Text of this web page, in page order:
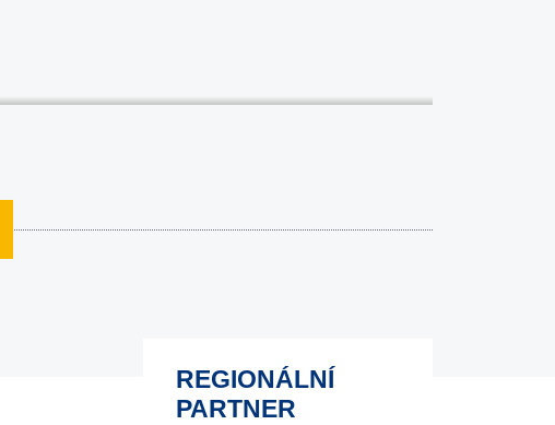
REGIONÁLNÍ
PARTNER